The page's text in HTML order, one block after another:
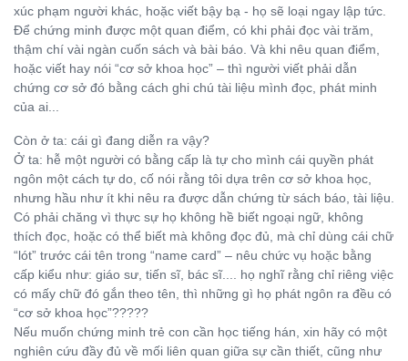
xúc phạm người khác, hoặc viết bậy bạ - họ sẽ loại ngay lập tức.
Để chứng minh được một quan điểm, có khi phải đọc vài trăm,
thậm chí vài ngàn cuốn sách và bài báo. Và khi nêu quan điểm,
hoặc viết hay nói “cơ sở khoa học” – thì người viết phải dẫn
chứng cơ sở đó bằng cách ghi chú tài liệu mình đọc, phát minh
của ai...
Còn ở ta: cái gì đang diễn ra vậy?
Ở ta: hễ một người có bằng cấp là tự cho mình cái quyền phát
ngôn một cách tự do, cố nói rằng tôi dựa trên cơ sở khoa học,
nhưng hầu như ít khi nêu ra được dẫn chứng từ sách báo, tài liệu.
Có phải chăng vì thực sự họ không hề biết ngoại ngữ, không
thích đọc, hoặc có thể biết mà không đọc đủ, mà chỉ dùng cái chữ
“lót” trước cái tên trong “name card” – nêu chức vụ hoặc bằng
cấp kiểu như: giáo sư, tiến sĩ, bác sĩ.... họ nghĩ rằng chỉ riêng việc
có mấy chữ đó gắn theo tên, thì những gì họ phát ngôn ra đều có
“cơ sở khoa học”?????
Nếu muốn chứng minh trẻ con cần học tiếng hán, xin hãy có một
nghiên cứu đầy đủ về mối liên quan giữa sự cần thiết, cũng như